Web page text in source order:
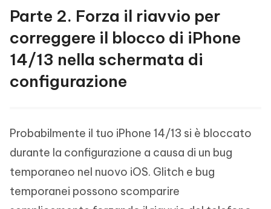
Parte 2. Forza il riavvio per
correggere il blocco di iPhone
14/13 nella schermata di
configurazione
Probabilmente il tuo iPhone 14/13 si è bloccato
durante la configurazione a causa di un bug
temporaneo nel nuovo iOS. Glitch e bug
temporanei possono scomparire